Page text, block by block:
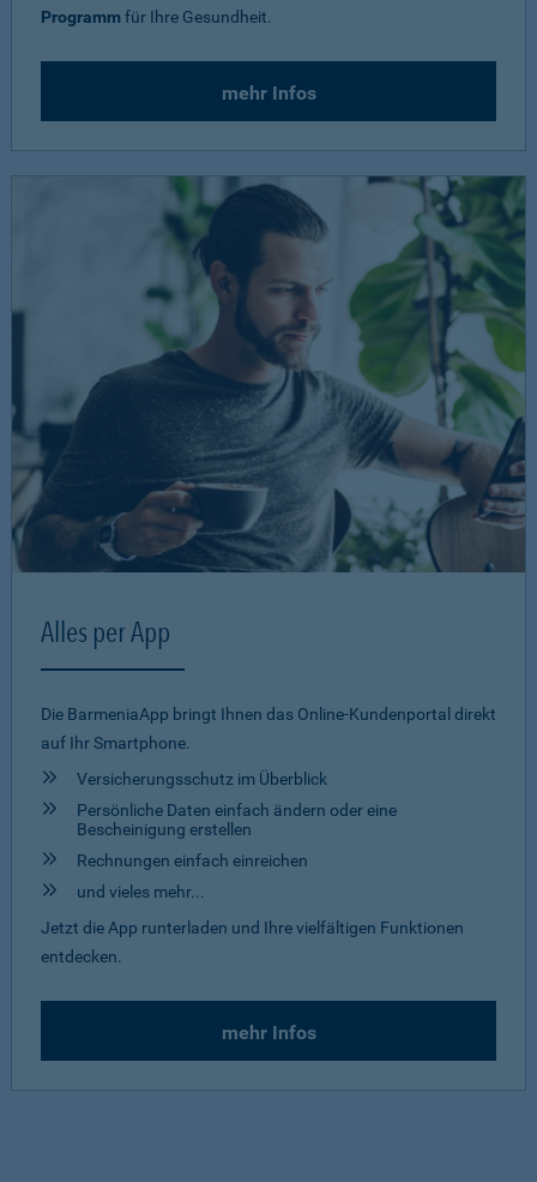
Programmfür Ihre Gesundheit.
mehr Infos
Alles per App
Die BarmeniaApp bringt Ihnen das Online-Kundenportal direkt
auf Ihr Smartphone.
Versicherungsschutz im Überblick
Persönliche Daten einfach ändern oder eine
Bescheinigung erstellen
Rechnungen einfach einreichen
und vieles mehr...
Jetzt die App runterladen und Ihre vielfältigen Funktionen
entdecken.
mehr Infos